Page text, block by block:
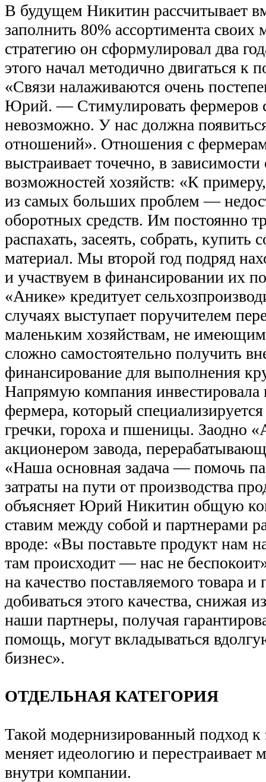
В будущем Никитин рассчитывает
заполнить 80% ассортимента своих
стратегию он сформулировал два
этого начал методично двигаться к
«Связи налаживаются очень
Юрий. — Стимулировать фермеров
невозможно. У нас должна
отношений». Отношения с
выстраивает точечно, в
возможностей хозяйств: «К
из самых больших проблем —
оборотных средств. Им постоянно
распахать, засеять, собрать, купить
материал. Мы второй год подряд
и участвуем в финансировании их
«Анике» кредитует
случаях выступает поручителем
маленьким хозяйствам, не
сложно самостоятельно получить
финансирование для выполнения
Напрямую компания инвестировала
фермера, который
гречки, гороха и пшеницы. Заодно
акционером завода,
«Наша основная задача — помочь
затраты на пути от производства
объясняет Юрий Никитин общую
ставим между собой и партнерами
вроде: «Вы поставьте продукт нам
там происходит — нас не
на качество поставляемого товара
добиваться этого качества, снижая
наши партнеры, получая
помощь, могут вкладываться
бизнес».
ОТДЕЛЬНАЯ КАТЕГОРИЯ
Такой модернизированный подход
меняет идеологию и перестраивает
внутри компании.